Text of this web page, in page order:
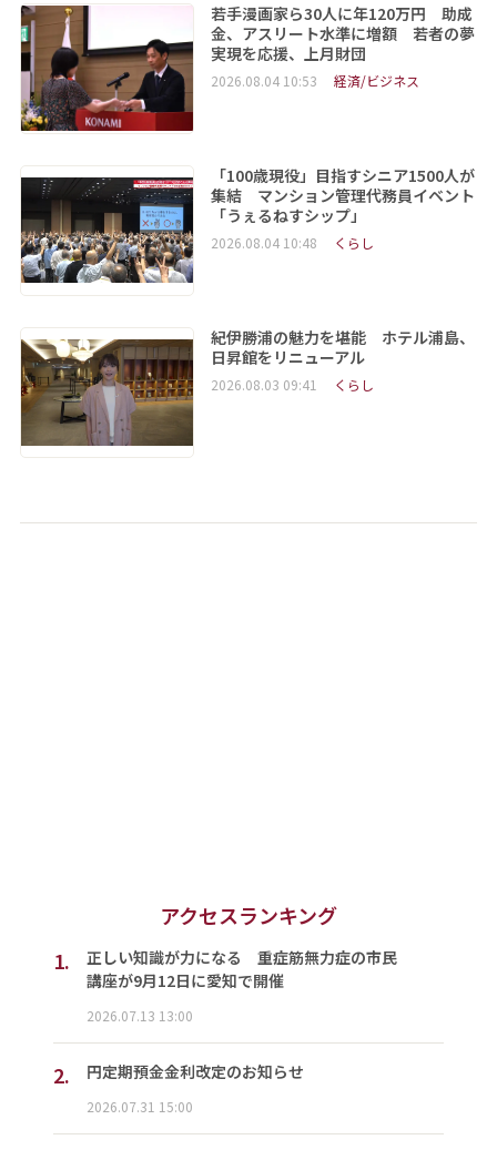
若手漫画家ら30人に年120万円 助成
金、アスリート水準に増額 若者の夢
実現を応援、上月財団
2026.08.04 10:53 経済/ビジネス
「100歳現役」目指すシニア1500人が
集結 マンション管理代務員イベント
「うぇるねすシップ」
2026.08.04 10:48 くらし
紀伊勝浦の魅力を堪能 ホテル浦島、
日昇館をリニューアル
2026.08.03 09:41 くらし
アクセスランキング
1.
正しい知識が力になる 重症筋無力症の市民
講座が9月12日に愛知で開催
2026.07.13 13:00
2. 円定期預金金利改定のお知らせ
2026.07.31 15:00